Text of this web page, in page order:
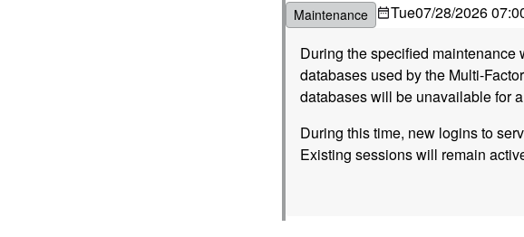
Maintenance Tue07/28/2026
During the specified maintenance
databases used by the Multi-
databases will be unavailable for
During this time, new logins to
Existing sessions will remain